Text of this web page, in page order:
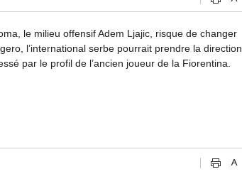
le milieu offensif Adem Ljajic, risque de changer
l’international serbe pourrait prendre la direction
par le profil de l’ancien joueur de la Fiorentina.